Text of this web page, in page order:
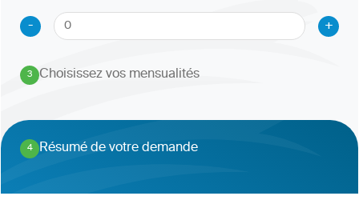
-
+
3
. Choisissez vos mensualités
4
. Résumé de votre demande